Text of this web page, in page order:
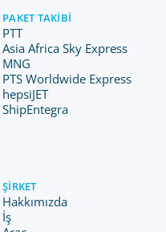
PAKET TAKIBI
PTT
Asia Africa Sky Express
MNG
PTS Worldwide Express
hepsiJET
ShipEntegra
ŞIRKET
Hakkımızda
İş